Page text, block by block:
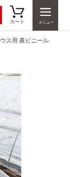
カート
ス用 農ビニール